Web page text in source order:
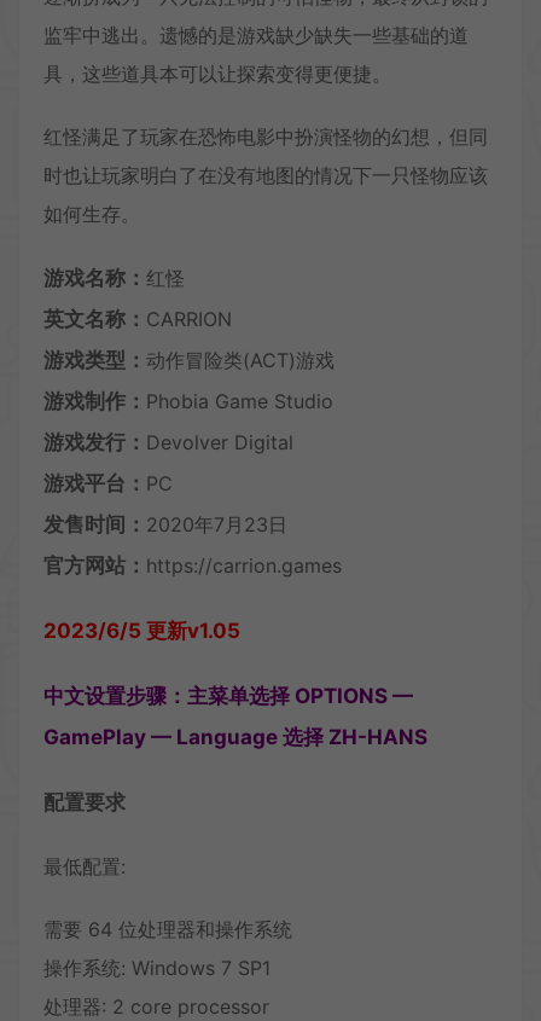
监牢中逃出。遗憾的是游戏缺少缺失一些基础的道
具，这些道具本可以让探索变得更便捷。
红怪满足了玩家在恐怖电影中扮演怪物的幻想，但同
时也让玩家明白了在没有地图的情况下一只怪物应该
如何生存。
游戏名称： 红怪
英文名称： CARRION
游戏类型： 动作冒险类(ACT)游戏
游戏制作： Phobia Game Studio
游戏发行： Devolver Digital
游戏平台： PC
发售时间： 2020年7月23日
官方网站： https://carrion.games
2023/6/5 更新v1.05
中文设置步骤：主菜单选择 OPTIONS —
GamePlay — Language 选择 ZH-HANS
配置要求
最低配置:
需要 64 位处理器和操作系统
操作系统: Windows 7 SP1
处理器: 2 core processor